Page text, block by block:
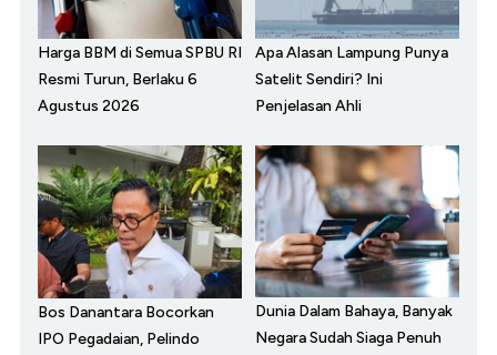
Harga BBM di Semua SPBU RI
Resmi Turun, Berlaku 6
Agustus 2026
Apa Alasan Lampung Punya
Satelit Sendiri? Ini
Penjelasan Ahli
Bos Danantara Bocorkan
IPO Pegadaian, Pelindo
Dunia Dalam Bahaya, Banyak
Negara Sudah Siaga Penuh